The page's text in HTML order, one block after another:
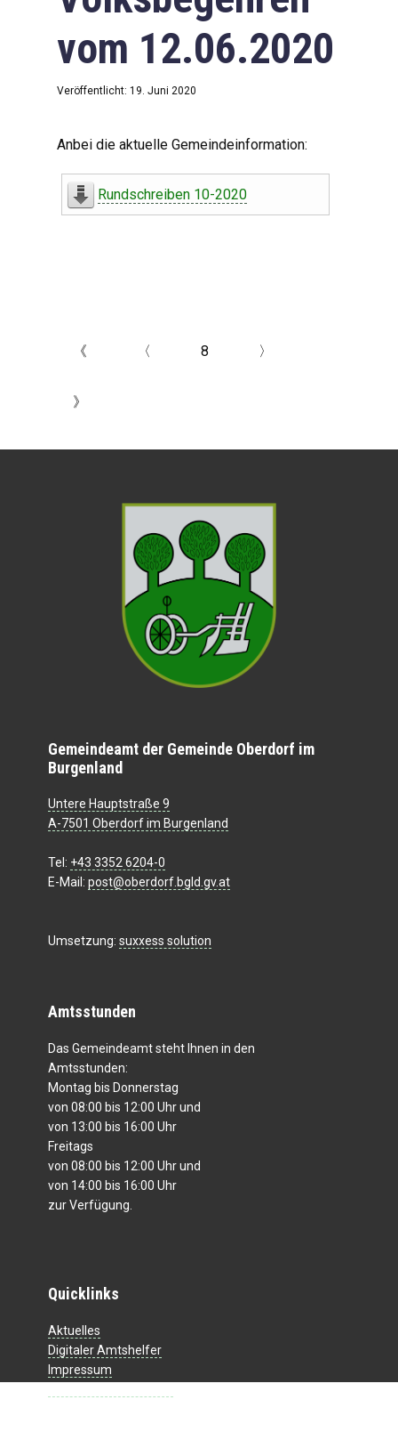
vom 12.06.2020
Veröffentlicht: 19. Juni 2020
Anbei die aktuelle Gemeindeinformation:
Rundschreiben 10-2020
《 〈 8 〉
》
Gemeindeamt der Gemeinde Oberdorf im
Burgenland
Untere Hauptstraße 9
A-7501 Oberdorf im Burgenland
Tel: +43 3352 6204-0
E-Mail: post@oberdorf.bgld.gv.at
Umsetzung: suxxess solution
Amtsstunden
Das Gemeindeamt steht Ihnen in den
Amtsstunden:
Montag bis Donnerstag
von 08:00 bis 12:00 Uhr und
von 13:00 bis 16:00 Uhr
Freitags
von 08:00 bis 12:00 Uhr und
von 14:00 bis 16:00 Uhr
zur Verfügung.
Quicklinks
Aktuelles
Digitaler Amtshelfer
Impressum